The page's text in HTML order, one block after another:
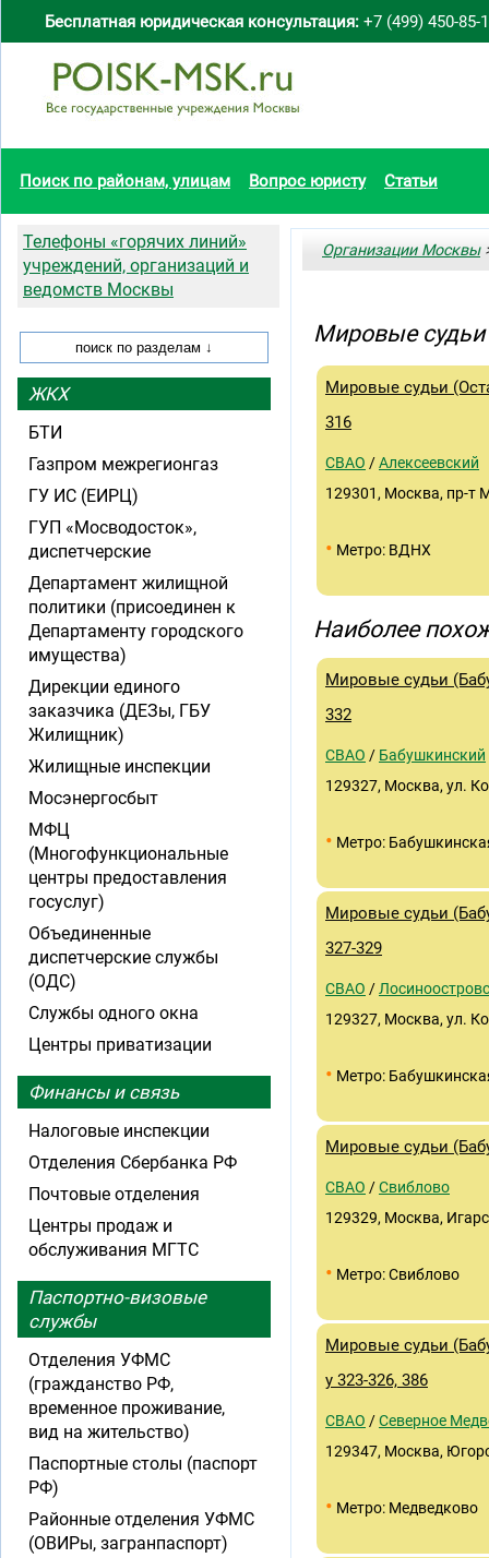
Бесплатная юридическая консультация: +7 (499) 450-85-
Поиск по районам, улицам Вопрос юристу Статьи
Организации Москвы
Мировые судьи
Мировые судьи
316
СВАО /Алексеевский
129301, Москва, пр-т
• Метро: ВДНХ
Наиболее
Мировые судьи
332
СВАО / Бабушкинский
129327, Москва, ул.
• Метро:
Мировые судьи
327-329
СВАО /
129327, Москва, ул.
• Метро:
Мировые судьи
СВАО /Свиблово
129329, Москва,
• Метро: Свиблово
Мировые судьи
у 323-326, 386
СВАО /Северное
129347, Москва,
• Метро: Медведково
Телефоны «горячих линий»
учреждений, организаций и
ведомств Москвы
ЖКХ
БТИ
Газпром межрегионгаз
ГУ ИС (ЕИРЦ)
ГУП «Мосводосток»,
диспетчерские
Департамент жилищной
политики (присоединен к
Департаменту городского
имущества)
Дирекции единого
заказчика (ДЕЗы, ГБУ
Жилищник)
Жилищные инспекции
Мосэнергосбыт
МФЦ
(Многофункциональные
центры предоставления
госуслуг)
Объединенные
диспетчерские службы
(ОДС)
Службы одного окна
Центры приватизации
Финансы и связь
Налоговые инспекции
Отделения Сбербанка РФ
Почтовые отделения
Центры продаж и
обслуживания МГТС
Паспортно-визовые
службы
Отделения УФМС
(гражданство РФ,
временное проживание,
вид на жительство)
Паспортные столы (паспорт
РФ)
Районные отделения УФМС
(ОВИРы, загранпаспорт)